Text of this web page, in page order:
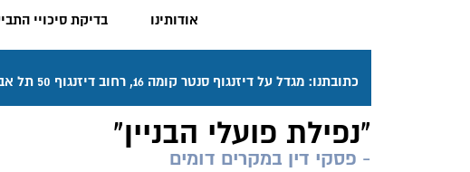
אודותינו בדיקת סיכויי
כתובתנו: מגדל על דיזנגוף סנטר קומה 16, רחוב דיזנגוף 50 תל אביב. דרכי ההגעה בתפריט "אודותינו".
"נפילת פועלי הבניין"
- פסקי דין במקרים דומים